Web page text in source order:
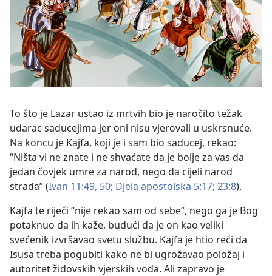
To što je Lazar ustao iz mrtvih bio je naročito težak
udarac saducejima jer oni nisu vjerovali u uskrsnuće.
Na koncu je Kajfa, koji je i sam bio saducej, rekao:
“Ništa vi ne znate i ne shvaćate da je bolje za vas da
jedan čovjek umre za narod, nego da cijeli narod
strada” (Ivan 11:49, 50; Djela apostolska 5:17; 23:8).
Kajfa te riječi “nije rekao sam od sebe”, nego ga je Bog
potaknuo da ih kaže, budući da je on kao veliki
svećenik izvršavao svetu službu. Kajfa je htio reći da
Isusa treba pogubiti kako ne bi ugrožavao položaj i
autoritet židovskih vjerskih vođa. Ali zapravo je